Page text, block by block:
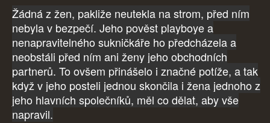
Žádná z žen, pakliže neutekla na strom, před ním
nebyla v bezpečí. Jeho pověst playboye a
nenapravitelného sukničkáře ho předcházela a
neobstáli před ním ani ženy jeho obchodních
partnerů. To ovšem přinášelo i značné potíže, a tak
když v jeho posteli jednou skončila i žena jednoho z
jeho hlavních společníků, měl co dělat, aby vše
napravil.